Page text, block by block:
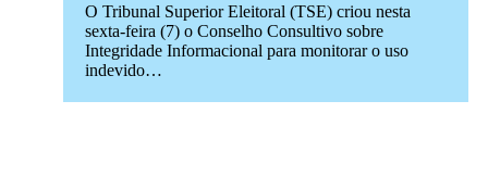
O Tribunal Superior Eleitoral (TSE) criou nesta
sexta-feira (7) o Conselho Consultivo sobre
Integridade Informacional para monitorar o uso
indevido…